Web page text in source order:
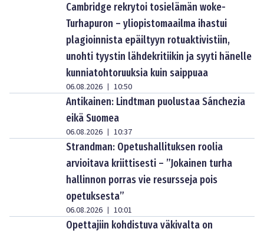
Cambridge rekrytoi tosielämän woke-
Turhapuron – yliopistomaailma ihastui
plagioinnista epäiltyyn rotuaktivistiin,
unohti tyystin lähdekritiikin ja syyti hänelle
kunniatohtoruuksia kuin saippuaa
06.08.2026 | 10:50
Antikainen: Lindtman puolustaa Sánchezia
eikä Suomea
06.08.2026 | 10:37
Strandman: Opetushallituksen roolia
arvioitava kriittisesti – ”Jokainen turha
hallinnon porras vie resursseja pois
opetuksesta”
06.08.2026 | 10:01
Opettajiin kohdistuva väkivalta on